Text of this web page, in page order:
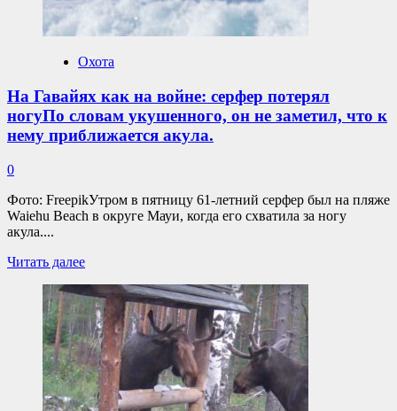
на
0,4ºС
–
в
службе
института.
Отмечены
объемы
промысловых
уловов.
октябрьском
заседании
стран-
АНТКОМ
по
сохранению
морских
живых
создан
очень
«плохой
считает
Австралийского
антарктического
отдела
Тони
Пресс.
Охота
На Гавайях как на войне: серфер потерял
ногуПо словам укушенного, он не заметил, что к
нему приближается акула.
0
Фото: FreepikУтром в пятницу 61-летний серфер был на пляже
Waiehu Beach в округе Мауи, когда его схватила за ногу
акула....
Читать далееПрочитать
о
На
Гавайях
как
на
войне:
серфер
потерял